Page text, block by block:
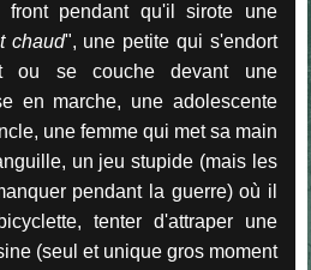
pendant qu'il sirote une
chaud", une petite qui s'endort
ou se couche devant une
en marche, une adolescente
une femme qui met sa main
un jeu stupide (mais les
pendant la guerre) où il
tenter d'attraper une
(seul et unique gros moment